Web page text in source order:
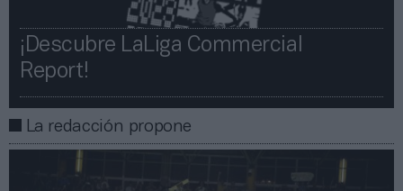
¡Descubre LaLiga Commercial
Report!​​
La redacción propone